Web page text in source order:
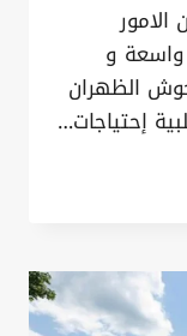
واسعة و
الظهران
إحتياجات…